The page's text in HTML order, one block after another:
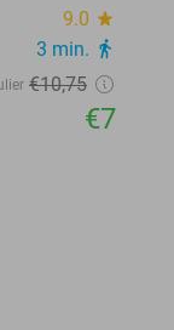
9.0 star
3 min. directions_walk
€10,75
€7